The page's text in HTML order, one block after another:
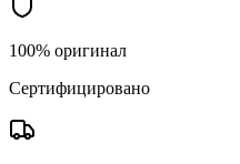
100% оригинал
Сертифицировано